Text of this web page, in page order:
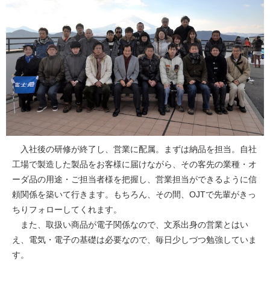
入社後の研修が終了し、営業に配属。まずは納品を担当。自社
工場で製造した製品をお客様に届けながら、その客先の業種・オ
ーダ品の用途・ご担当者様を把握し、営業担当ができるように信
頼関係を築いて行きます。もちろん、その間、OJTで先輩がきっ
ちりフォローしてくれます。
また、取扱い商品が電子関係なので、文系出身の営業とはい
え、電気・電子の基礎は必要なので、毎日少しづつ勉強していま
す。